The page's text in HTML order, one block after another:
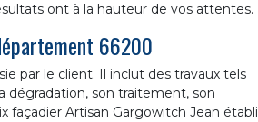
ont à la hauteur de vos attentes.
66200
par le client. Il inclut des travaux tels
dégradation, son traitement, son
Artisan Gargowitch Jean établi